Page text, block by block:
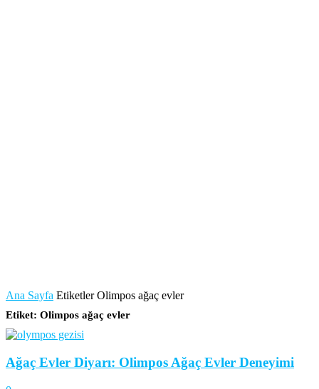
Ana Sayfa Etiketler Olimpos ağaç evler
Etiket: Olimpos ağaç evler
Ağaç Evler Diyarı: Olimpos Ağaç Evler Deneyimi